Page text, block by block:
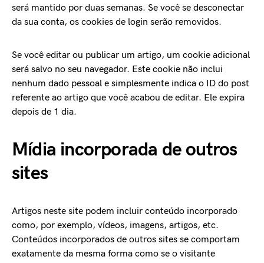
será mantido por duas semanas. Se você se desconectar
da sua conta, os cookies de login serão removidos.
Se você editar ou publicar um artigo, um cookie adicional
será salvo no seu navegador. Este cookie não inclui
nenhum dado pessoal e simplesmente indica o ID do post
referente ao artigo que você acabou de editar. Ele expira
depois de 1 dia.
Mídia incorporada de outros
sites
Artigos neste site podem incluir conteúdo incorporado
como, por exemplo, vídeos, imagens, artigos, etc.
Conteúdos incorporados de outros sites se comportam
exatamente da mesma forma como se o visitante